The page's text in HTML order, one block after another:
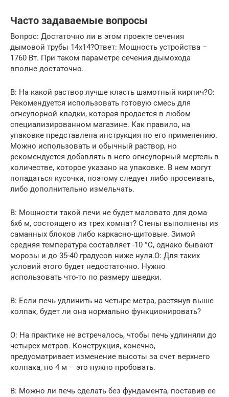
Часто задаваемые вопросы
Вопрос: Достаточно ли в этом проекте сечения
дымовой трубы 14х14?Ответ: Мощность устройства –
1760 Вт. При таком параметре сечения дымохода
вполне достаточно.
В: На какой раствор лучше класть шамотный кирпич?О:
Рекомендуется использовать готовую смесь для
огнеупорной кладки, которая продается в любом
специализированном магазине. Как правило, на
упаковке представлена инструкция по его применению.
Можно использовать и обычный раствор, но
рекомендуется добавлять в него огнеупорный мертель в
количестве, которое указано на упаковке. В нем могут
попадаться кусочки, поэтому следует либо просеивать,
либо дополнительно измельчать.
В: Мощности такой печи не будет маловато для дома
6х6 м, состоящего из трех комнат? Стены выполнены из
саманных блоков либо каркасно-щитовые. Зимой
средняя температура составляет -10 °C, однако бывают
морозы и до 35-40 градусов ниже нуля.О: Для таких
условий этого будет недостаточно. Нужно
использовать что-то по размеру шведки.
В: Если печь удлинить на четыре метра, растянув выше
колпак, будет ли она нормально функционировать?
О: На практике не встречалось, чтобы печь удлиняли до
четырех метров. Конструкция, конечно,
предусматривает изменение высоты за счет верхнего
колпака, но 4 м – это нужно пробовать.
В: Можно ли печь сделать без фундамента, поставив ее